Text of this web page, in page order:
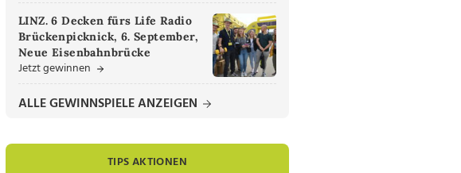
LINZ. 6 Decken fürs Life Radio
Brückenpicknick, 6. September,
Neue Eisenbahnbrücke
Jetzt gewinnen
ALLE GEWINNSPIELE ANZEIGEN
TIPS AKTIONEN